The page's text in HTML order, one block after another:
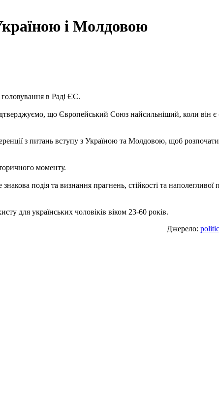
і Молдовою
в Раді ЄС.
що Європейський Союз найсильніший, коли він
з питань вступу з Україною та Молдовою, щоб
моменту.
подія та визнання прагнень, стійкості та наполегливої
для українських чоловіків віком 23-60 років.
Джерело: